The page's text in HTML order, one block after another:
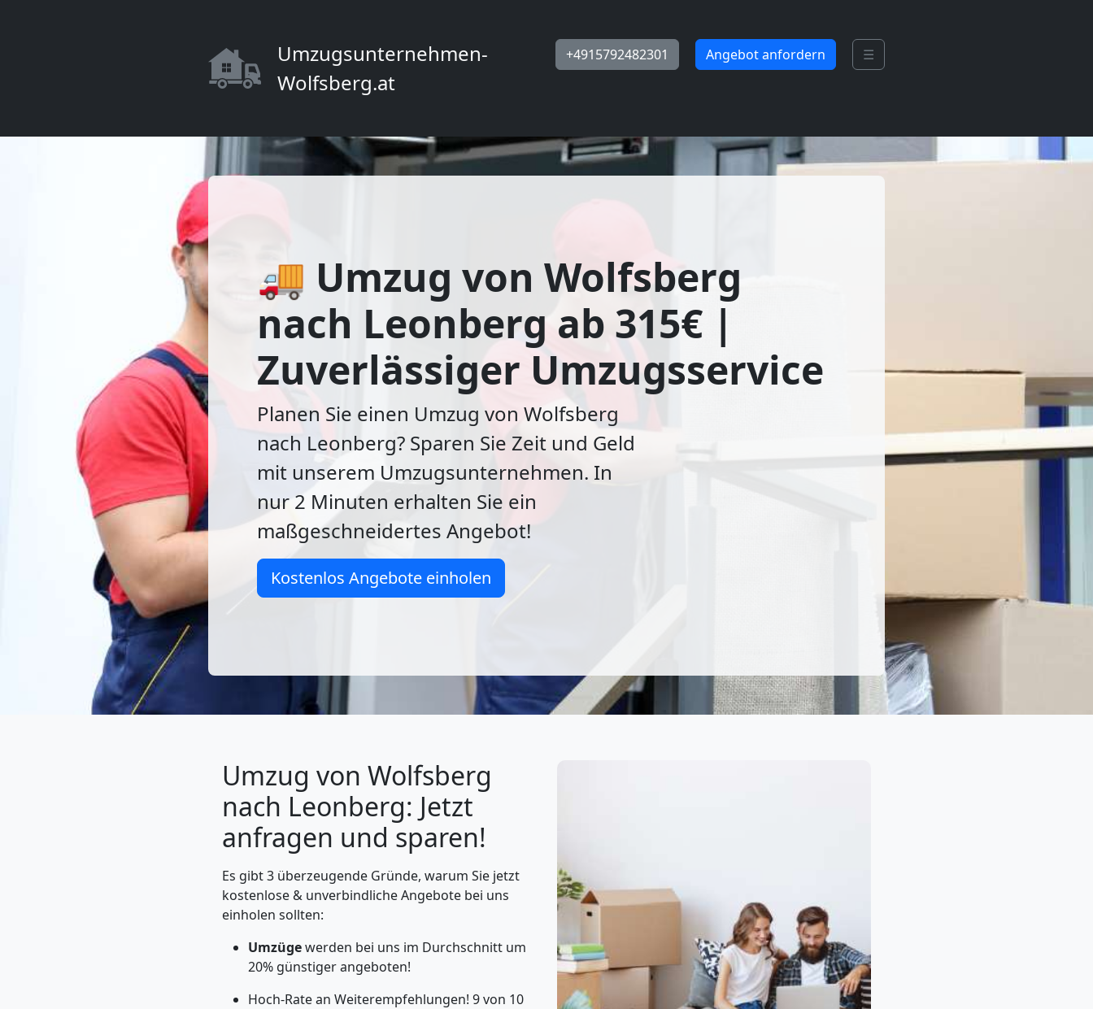
Umzugsunternehmen-
Wolfsberg.at
+4915792482301 Angebot anfordern ☰
🚚 Umzug von Wolfsberg
nach Leonberg ab 315€ |
Zuverlässiger Umzugsservice
Planen Sie einen Umzug von Wolfsberg
nach Leonberg? Sparen Sie Zeit und Geld
mit unserem Umzugsunternehmen. In
nur 2 Minuten erhalten Sie ein
maßgeschneidertes Angebot!
Kostenlos Angebote einholen
Umzug von Wolfsberg
nach Leonberg: Jetzt
anfragen und sparen!
Es gibt 3 überzeugende Gründe, warum Sie jetzt
kostenlose & unverbindliche Angebote bei uns
einholen sollten:
Umzügewerden bei uns im Durchschnitt um
20% günstiger angeboten!
Hoch-Rate an Weiterempfehlungen! 9 von 10